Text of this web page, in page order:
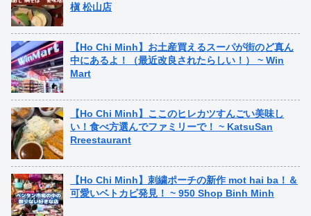
槇 松山店
【Ho Chi Minh】お土産買えるスーパが街のど真ん
中にあるよ！（最近改良されたらしい！） ~ Win
Mart
【Ho Chi Minh】ここのヒレカツすんごい美味し
い！食べ方選んでファミリーで！ ~ KatsuSan
Rreestaurant
【Ho Chi Minh】刺繍ポーチの新作 mot hai ba！＆
可愛いベトカピ発見！ ~ 950 Shop Binh Minh